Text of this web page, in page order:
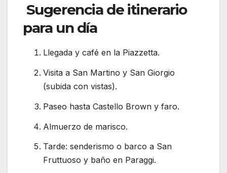
Sugerencia de itinerario
para un día
Llegada y café en la Piazzetta.
Visita a San Martino y San Giorgio
(subida con vistas).
Paseo hasta Castello Brown y faro.
Almuerzo de marisco.
Tarde: senderismo o barco a San
Fruttuoso y baño en Paraggi.